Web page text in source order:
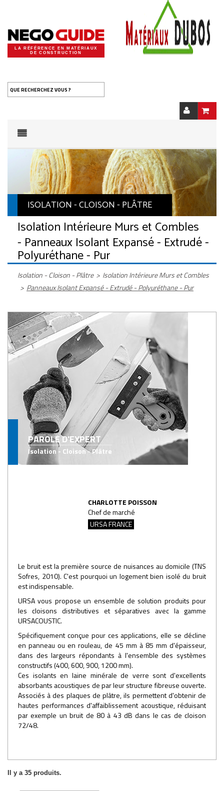
LA RÉFÉRENCE EN MATÉRIAUX
DE CONSTRUCTION
QUE RECHERCHEZ VOUS ?
ISOLATION - CLOISON - PLÂTRE
Isolation Intérieure Murs et Combles
- Panneaux Isolant Expansé - Extrudé -
Polyuréthane - Pur
Isolation - Cloison - Plâtre > Isolation Intérieure Murs et Combles
> Panneaux Isolant Expansé - Extrudé - Polyuréthane - Pur
PAROLE D'EXPERT
Isolation - Cloison - Plâtre
CHARLOTTE POISSON
Chef de marché
URSA FRANCE
Le bruit est la première source de nuisances au domicile (TNS
Sofres, 2010). C'est pourquoi un logement bien isolé du bruit
est indispensable.
URSA vous propose un ensemble de solution produits pour
les cloisons distributives et séparatives avec la gamme
URSACOUSTIC.
Spécifiquement conçue pour ces applications, elle se décline
en panneau ou en rouleau, de 45 mm à 85 mm d'épaisseur,
dans des largeurs répondants à l'ensemble des systèmes
constructifs (400, 600, 900, 1200 mm).
Ces isolants en laine minérale de verre sont d'excellents
absorbants acoustiques de par leur structure fibreuse ouverte.
Associés à des plaques de plâtre, ils permettent d'obtenir de
hautes performances d'affaiblissement acoustique, réduisant
par exemple un bruit de 80 à 43 dB dans le cas de cloison
72/48.
Il y a 35 produits.